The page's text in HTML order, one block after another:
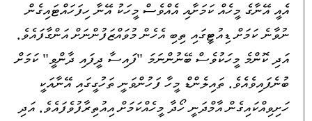
އެއީ އޭނާގެ މީހެއް ކަމަށާއި އެއްވެސް މީހަކު އޭނާ ހިފަހައްޓައިގެން
ނުވާނެ ކަމަށް ޑިއުޓީގައި ތިބި އެހެން މުވައްޒަފުންނަށް އަންގާފައެވެ.
އަދި ކޮންމެ މީހަކުވެސް ބޭނުންނަމަ "ފައިސާ ދީފައި ދާންވީ" ކަމަށް
ބުނެފައިވެއެވެ. ތައިލެންޑް މީހާ ފަހުންވަނީ ތަހުގީގައި އޭނާއަކީ
ހަށިވިއްކައިގެން އާމްދަނީ ހޯދާ މީހެއްކަމަށް އިއުތިރާފުވެފައެވެ. އަދި